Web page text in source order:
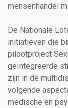
mensenhandel
De Nationale
initiatieven die
pilootproject
geïntegreerde
zijn in de
volgende
medische en